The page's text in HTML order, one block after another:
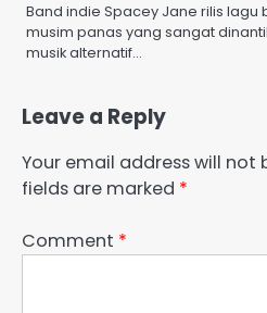
Band indie Spacey Jane rilis
musim panas yang sangat
musik alternatif…
Leave a Reply
Your email address will not
fields are marked *
Comment *